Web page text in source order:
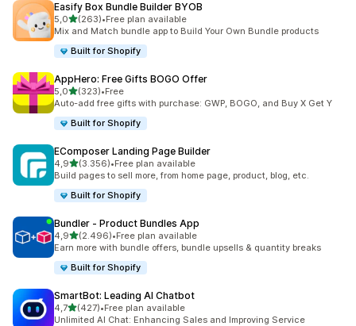
Easify Box Bundle Builder BYOB
5,05 yıldız üzerinden
(263)
toplam 263 değerlendirme
•Free plan available
Mix and Match bundle app to Build Your Own Bundle products
Built for Shopify
AppHero: Free Gifts BOGO Offer
5,05 yıldız üzerinden
(323)
toplam 323 değerlendirme
•Free
Auto-add free gifts with purchase: GWP, BOGO, and Buy X Get Y
Built for Shopify
EComposer Landing Page Builder
4,95 yıldız üzerinden
(3.356)
toplam 3356 değerlendirme
•Free plan available
Build pages to sell more, from home page, product, blog, etc.
Built for Shopify
Bundler ‑ Product Bundles App
4,95 yıldız üzerinden
(2.496)
toplam 2496 değerlendirme
•Free plan available
Earn more with bundle offers, bundle upsells & quantity breaks
Built for Shopify
SmartBot: Leading AI Chatbot
4,75 yıldız üzerinden
(427)
toplam 427 değerlendirme
•Free plan available
Unlimited AI Chat: Enhancing Sales and Improving Service